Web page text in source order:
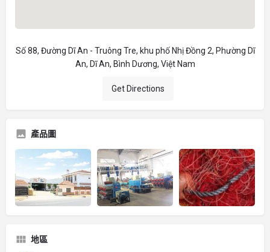
Số 88, Đường Dĩ An - Truông Tre, khu phố Nhị Đồng 2, Phường Dĩ
An, Dĩ An, Bình Dương, Việt Nam
Get Directions
產品圖
地區